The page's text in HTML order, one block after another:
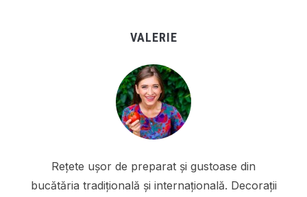
VALERIE
Rețete ușor de preparat și gustoase din
bucătăria tradițională și internațională. Decorații